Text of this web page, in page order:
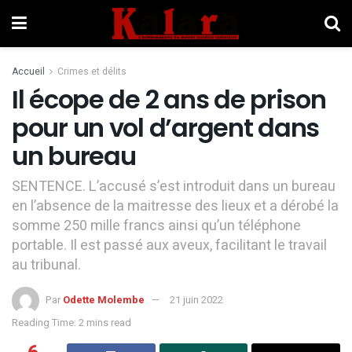
Accueil Crimes et délits
Il écope de 2 ans de prison
pour un vol d’argent dans
un bureau
SENTENCE. L’accusé s’est introduit dans un bureau
en l’absence de la maitresse des lieux et a dérobé la
somme 250 mille francs ainsi qu’un téléphone
portable. Il est passé aux aveux, facilitant le travail
au tribunal.
Par Odette Molembe
21 juin 2022
Reading Time: 2 mins read